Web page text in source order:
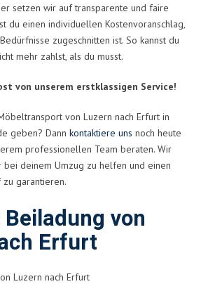
setzen wir auf transparente und faire
du einen individuellen Kostenvoranschlag,
zugeschnitten ist. So kannst du
mehr zahlst, als du musst.
von unserem erstklassigen Service!
von Luzern nach Erfurt in
geben? Dann kontaktiere uns noch heute
professionellen Team beraten. Wir
bei deinem Umzug zu helfen und einen
garantieren.
von
Erfurt
Luzern nach Erfurt